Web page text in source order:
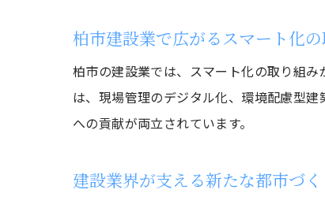
柏市建設業で広がるスマート化
柏市の建設業では、スマート化の取り組
は、現場管理のデジタル化、環境配慮型
への貢献が両立されています。
建設業界が支える新たな都市づ